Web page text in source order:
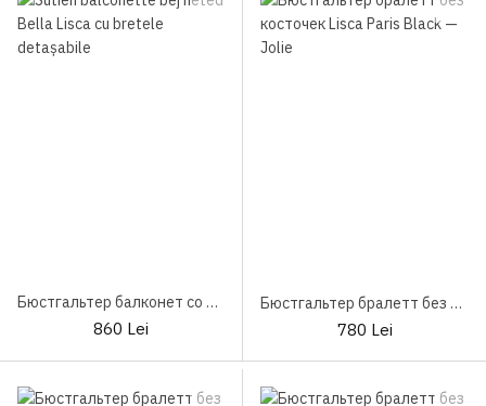
Бюстгальтер балконет со съемными бретелями Bella Lisca
860 Lei
Бюстгальтер бралетт без косточек Lisca Paris Black
780 Lei